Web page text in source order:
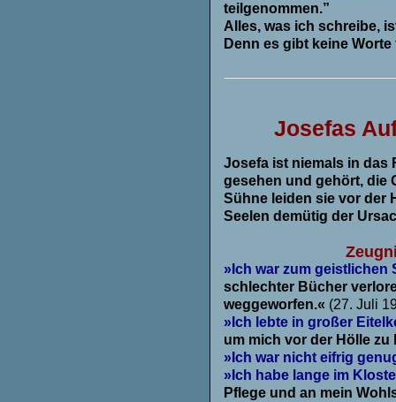
teilgenommen.”
Alles, was ich schreibe,
Denn es gibt keine
Josefas
Josefa ist niemals in das
gesehen und gehört, die
Sühne leiden sie vor der
Seelen demütig der
»Ich war zum geistlichen
schlechter Bücher
weggeworfen.« (27. Juli
»Ich lebte in großer
um mich vor der Hölle zu
»Ich war nicht eifrig
»Ich habe lange im
Pflege und an mein